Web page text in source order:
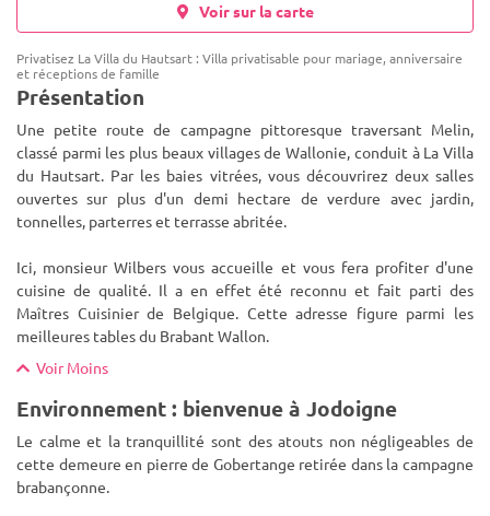
Voir sur la carte
Privatisez La Villa du Hautsart : Villa privatisable pour mariage, anniversaire
et réceptions de famille
Présentation
Une petite route de campagne pittoresque traversant Melin,
classé parmi les plus beaux villages de Wallonie, conduit à La Villa
du Hautsart. Par les baies vitrées, vous découvrirez deux salles
ouvertes sur plus d'un demi hectare de verdure avec jardin,
tonnelles, parterres et terrasse abritée.
Ici, monsieur Wilbers vous accueille et vous fera profiter d'une
cuisine de qualité. Il a en effet été reconnu et fait parti des
Maîtres Cuisinier de Belgique. Cette adresse figure parmi les
meilleures tables du Brabant Wallon.
Voir Moins
Environnement : bienvenue à Jodoigne
Le calme et la tranquillité sont des atouts non négligeables de
cette demeure en pierre de Gobertange retirée dans la campagne
brabançonne.